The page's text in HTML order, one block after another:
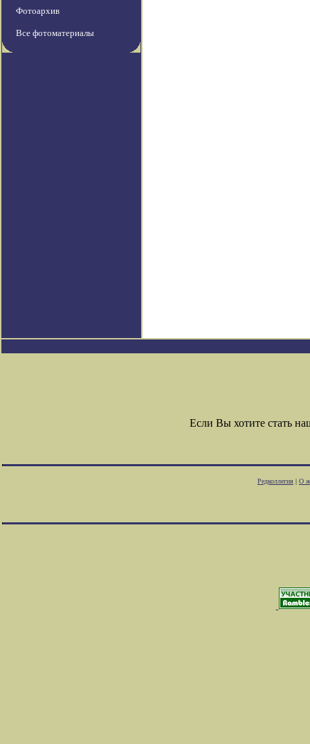
Фотоархив
Все фотоматериалы
Если Вы хотите стать
Редколлегия | О